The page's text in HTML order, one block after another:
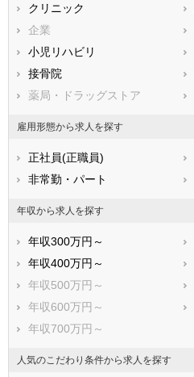
福岡県
熊本県
鹿児島県
クリニック
企業
小児リハビリ
接骨院
薬局・ドラッグストア
雇用形態から求人を探す
正社員(正職員)
非常勤・パート
年収から求人を探す
年収300万円～
年収400万円～
年収500万円～
年収600万円～
年収700万円～
人気のこだわり条件から求人を探す